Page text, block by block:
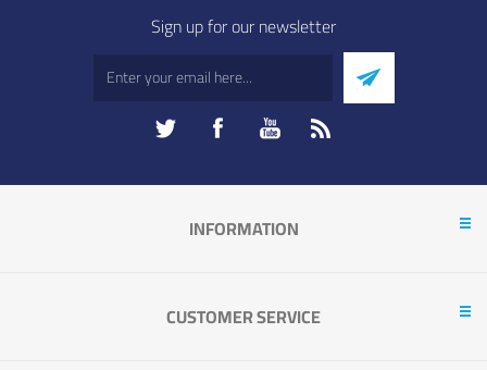
Sign up for our newsletter
INFORMATION
CUSTOMER SERVICE